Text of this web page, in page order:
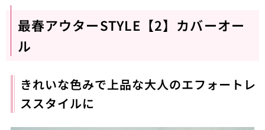
最春アウターSTYLE【2】カバーオー
ル
きれいな色みで上品な大人のエフォートレ
ススタイルに